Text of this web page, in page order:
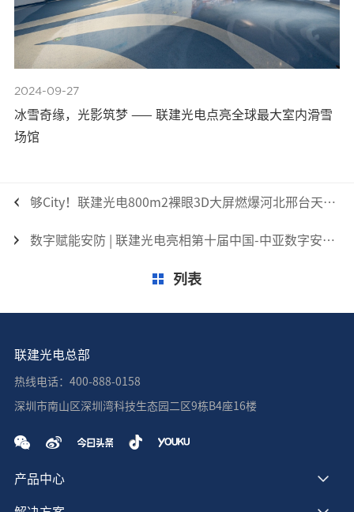
2024-09-27
冰雪奇缘，光影筑梦 —— 联建光电点亮全球最大室内滑雪
场馆
够City！联建光电800m2裸眼3D大屏燃爆河北邢台天一广场！
数字赋能安防 | 联建光电亮相第十届中国-中亚数字安防博览会
列表
联建光电总部
热线电话：400-888-0158
深圳市南山区深圳湾科技生态园二区9栋B4座16楼
产品中心